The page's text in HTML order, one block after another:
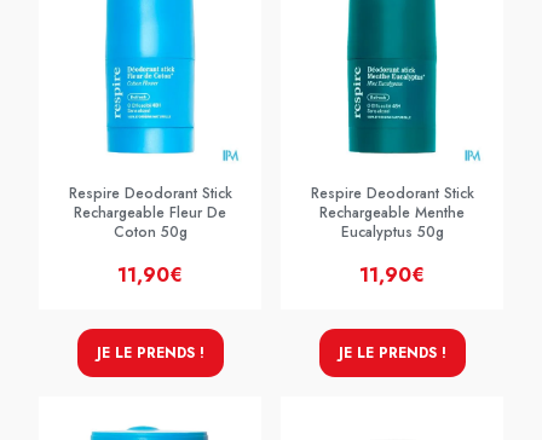
Respire Deodorant Stick
Rechargeable Fleur De
Coton 50g
11,90€
JE LE PRENDS !
Respire Deodorant Stick
Rechargeable Menthe
Eucalyptus 50g
11,90€
JE LE PRENDS !